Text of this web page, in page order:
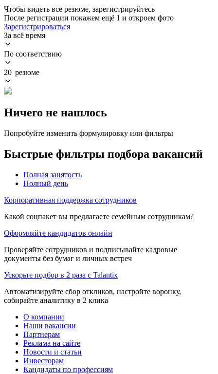
Чтобы видеть все резюме, зарегистрируйтесь
После регистрации покажем ещё 1 и откроем фото
Зарегистрироваться
За всё время
По соответствию
20 резюме
Ничего не нашлось
Попробуйте изменить формулировку или фильтры
Быстрые фильтры подбора вакансий
Полная занятость
Полный день
Корпоративная поддержка сотрудников
Какой соцпакет вы предлагаете семейным сотрудникам?
Оформляйте кандидатов онлайн
Проверяйте сотрудников и подписывайте кадровые
документы без бумаг и личных встреч
Ускорьте подбор в 2 раза с Talantix
Автоматизируйте сбор откликов, настройте воронку,
собирайте аналитику в 2 клика
О компании
Наши вакансии
Партнерам
Реклама на сайте
Новости и статьи
Инвесторам
Кандидаты по профессиям